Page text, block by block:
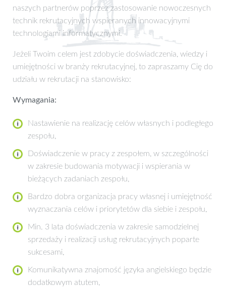
naszych partnerów poprzez zastosowanie nowoczesnych
technik rekrutacyjnych wspieranych innowacyjnymi
technologiami informatycznymi.
Jeżeli Twoim celem jest zdobycie doświadczenia, wiedzy i
umiejętności w branży rekrutacyjnej, to zapraszamy Cię do
udziału w rekrutacji na stanowisko:
Wymagania:
Nastawienie na realizację celów własnych i podległego
zespołu,
Doświadczenie w pracy z zespołem, w szczególności
w zakresie budowania motywacji i wspierania w
bieżących zadaniach zespołu,
Bardzo dobra organizacja pracy własnej i umiejętność
wyznaczania celów i priorytetów dla siebie i zespołu,
Min. 3 lata doświadczenia w zakresie samodzielnej
sprzedaży i realizacji usług rekrutacyjnych poparte
sukcesami,
Komunikatywna znajomość języka angielskiego będzie
dodatkowym atutem,